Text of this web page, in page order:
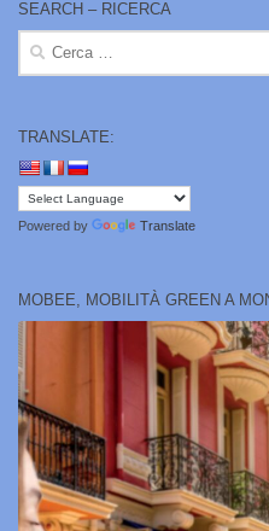
SEARCH – RICERCA
Ricerca
TRANSLATE:
Powered by Translate
MOBEE, MOBILITÀ GREEN A